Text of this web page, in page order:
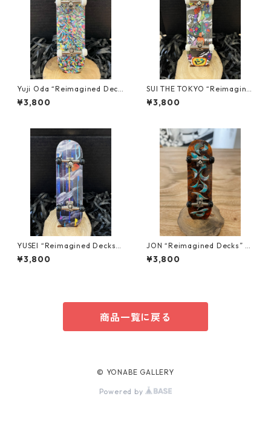
Yuji Oda “Reimagined Deck
s” Finger board REPLICA
¥3,800
SUI THE TOKYO “Reimagine
d Decks” Finger board REPL
ICA
¥3,800
YUSEI “Reimagined Decks”
Finger board REPLICA
¥3,800
JON “Reimagined Decks” Fi
nger board REPLICA
¥3,800
商品一覧に戻る
© YONABE GALLERY
Powered by